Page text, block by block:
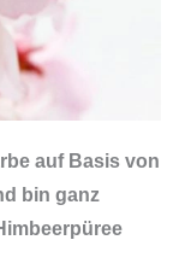
auf Basis von
bin ganz